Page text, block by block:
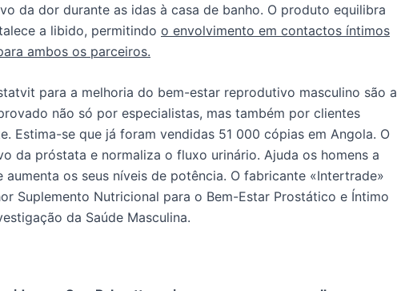
da dor durante as idas à casa de banho. O produto equilibra
a libido, permitindo o envolvimento em contactos íntimos
ambos os parceiros.
para a melhoria do bem-estar reprodutivo masculino são a
não só por especialistas, mas também por clientes
Estima-se que já foram vendidas 51 000 cópias em Angola. O
da próstata e normaliza o fluxo urinário. Ajuda os homens a
aumenta os seus níveis de potência. O fabricante «Intertrade»
Suplemento Nutricional para o Bem-Estar Prostático e Íntimo
da Saúde Masculina.